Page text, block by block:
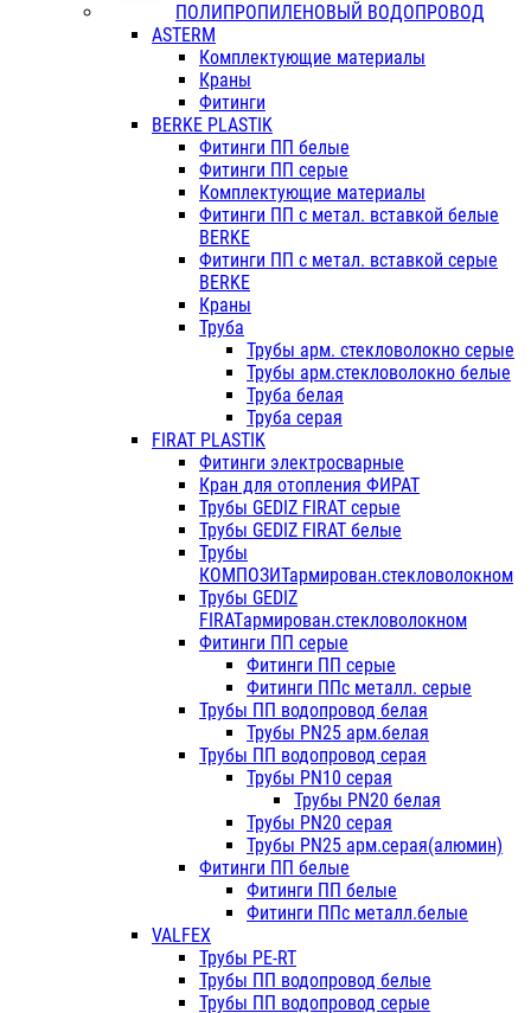
ПОЛИПРОПИЛЕНОВЫЙ ВОДОПРОВОД
ASTERM
Комплектующие материалы
Краны
Фитинги
BERKE PLASTIK
Фитинги ПП белые
Фитинги ПП серые
Комплектующие материалы
Фитинги ПП с метал. вставкой белые
BERKE
Фитинги ПП с метал. вставкой серые
BERKE
Краны
Труба
Трубы арм. стекловолокно серые
Трубы арм.стекловолокно белые
Труба белая
Труба серая
FIRAT PLASTIK
Фитинги электросварные
Кран для отопления ФИРАТ
Трубы GEDIZ FIRAT серые
Трубы GEDIZ FIRAT белые
Трубы
КОМПОЗИТармирован.стекловолокном
Трубы GEDIZ
FIRATармирован.стекловолокном
Фитинги ПП серые
Фитинги ПП серые
Фитинги ППс металл. серые
Трубы ПП водопровод белая
Трубы PN25 арм.белая
Трубы ПП водопровод серая
Трубы PN10 серая
Трубы PN20 белая
Трубы PN20 серая
Трубы PN25 арм.серая(алюмин)
Фитинги ПП белые
Фитинги ПП белые
Фитинги ППс металл.белые
VALFEX
Трубы PE-RT
Трубы ПП водопровод белые
Трубы ПП водопровод серые